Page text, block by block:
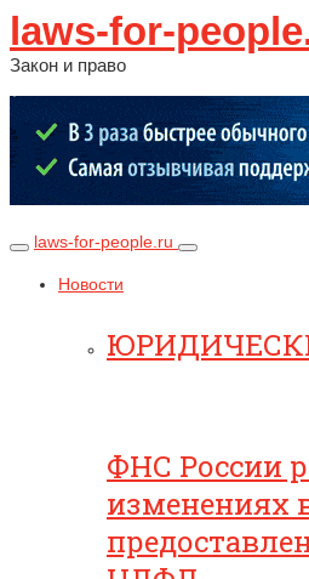
laws-for-
Закон и право
laws-for-people.ru
Новости
ФНС России
изменениях